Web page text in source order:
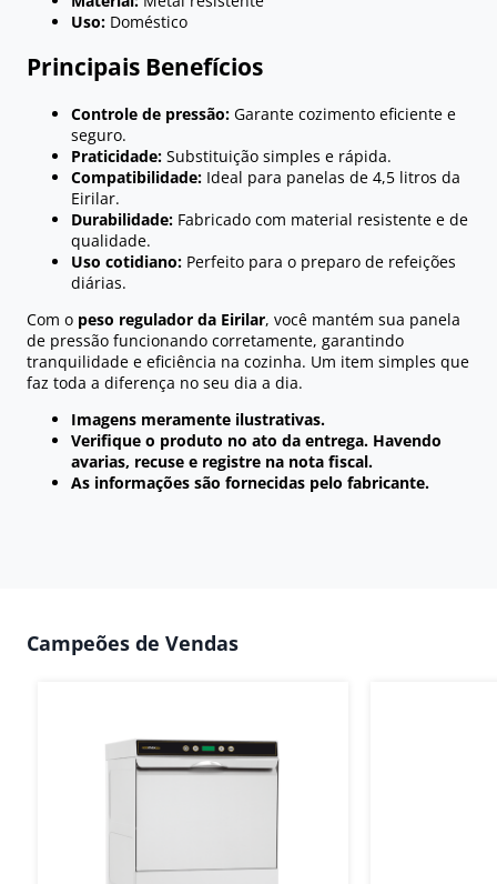
Uso: Doméstico
Principais Benefícios
Controle de pressão: Garante cozimento eficiente e
seguro.
Praticidade: Substituição simples e rápida.
Compatibilidade: Ideal para panelas de 4,5 litros da
Eirilar.
Durabilidade: Fabricado com material resistente e de
qualidade.
Uso cotidiano: Perfeito para o preparo de refeições
diárias.
Com o peso regulador da Eirilar, você mantém sua panela
de pressão funcionando corretamente, garantindo
tranquilidade e eficiência na cozinha. Um item simples que
faz toda a diferença no seu dia a dia.
Imagens meramente ilustrativas.
Verifique o produto no ato da entrega. Havendo
avarias, recuse e registre na nota fiscal.
As informações são fornecidas pelo fabricante.
Campeões de Vendas